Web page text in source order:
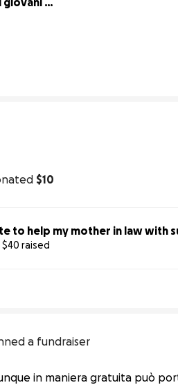
$10
to help my mother in law with
$40 raised
a fundraiser
in maniera gratuita può